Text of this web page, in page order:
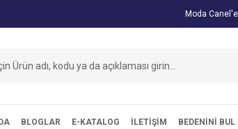
Moda
BLOGLAR E-KATALOG İLETİŞİM BEDENİNİ BUL